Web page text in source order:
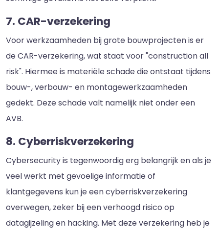
7. CAR-verzekering
Voor werkzaamheden bij grote bouwprojecten is er
de CAR-verzekering, wat staat voor "construction all
risk". Hiermee is materiële schade die ontstaat tijdens
bouw-, verbouw- en montagewerkzaamheden
gedekt. Deze schade valt namelijk niet onder een
AVB.
8. Cyberriskverzekering
Cybersecurity is tegenwoordig erg belangrijk en als je
veel werkt met gevoelige informatie of
klantgegevens kun je een cyberriskverzekering
overwegen, zeker bij een verhoogd risico op
datagijzeling en hacking. Met deze verzekering heb je